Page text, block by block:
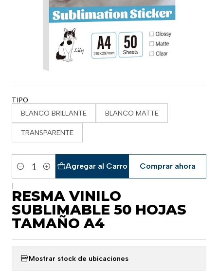
TIPO
BLANCO BRILLANTE BLANCO MATTE
TRANSPARENTE
Cantidad
Agregar al Carro Comprar ahora
RESMA VINILO
SUBLIMABLE 50 HOJAS
TAMAÑO A4
Mostrar stock de ubicaciones